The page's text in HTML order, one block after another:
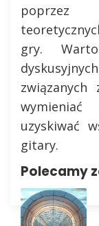
poprzez
gry.
uzyskiwać
gitary.
Polecamy